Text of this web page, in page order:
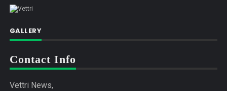
GALLERY
Contact Info
Vettri News,